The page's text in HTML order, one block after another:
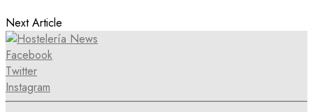
Next Article
Facebook
Twitter
Instagram